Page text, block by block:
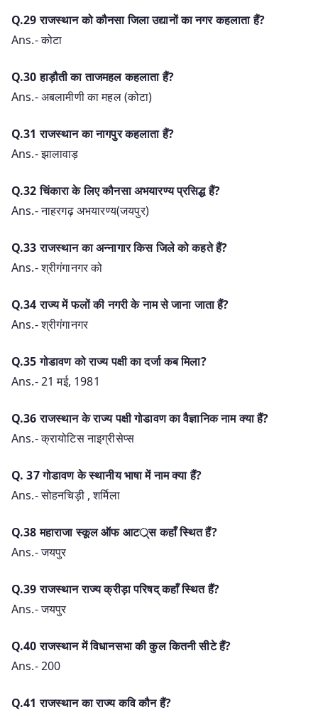
Q.29 राजस्थान को कौनसा जिला उद्यानों का नगर कहलाता हैं?
Ans.- कोटा
Q.30 हाड़ौती का ताजमहल कहलाता हैं?
Ans.- अबलामीणी का महल (कोटा)
Q.31 राजस्थान का नागपुर कहलाता हैं?
Ans.- झालावाड़
Q.32 चिंकारा के लिए कौनसा अभयारण्य प्रसिद्ध हैं?
Ans.- नाहरगढ़ अभयारण्य(जयपुर)
Q.33 राजस्थान का अन्नागार किस जिले को कहते हैं?
Ans.- श्रीगंगानगर को
Q.34 राज्य में फलों की नगरी के नाम से जाना जाता हैं?
Ans.- श्रीगंगानगर
Q.35 गोडावण को राज्य पक्षी का दर्जा कब मिला?
Ans.- 21 मई, 1981
Q.36 राजस्थान के राज्य पक्षी गोडावण का वैज्ञानिक नाम क्या हैं?
Ans.- क्रायोटिस नाइग्रीसेप्स
Q. 37 गोडावण के स्थानीय भाषा में नाम क्या हैं?
Ans.- सोहनचिड़ी , शर्मिला
Q.38 महाराजा स्कूल ऑफ आटर््स कहाँ स्थित हैं?
Ans.- जयपुर
Q.39 राजस्थान राज्य क्रीड़ा परिषद् कहाँ स्थित हैं?
Ans.- जयपुर
Q.40 राजस्थान में विधानसभा की कुल कितनी सीटे हैं?
Ans.- 200
Q.41 राजस्थान का राज्य कवि कौन हैं?